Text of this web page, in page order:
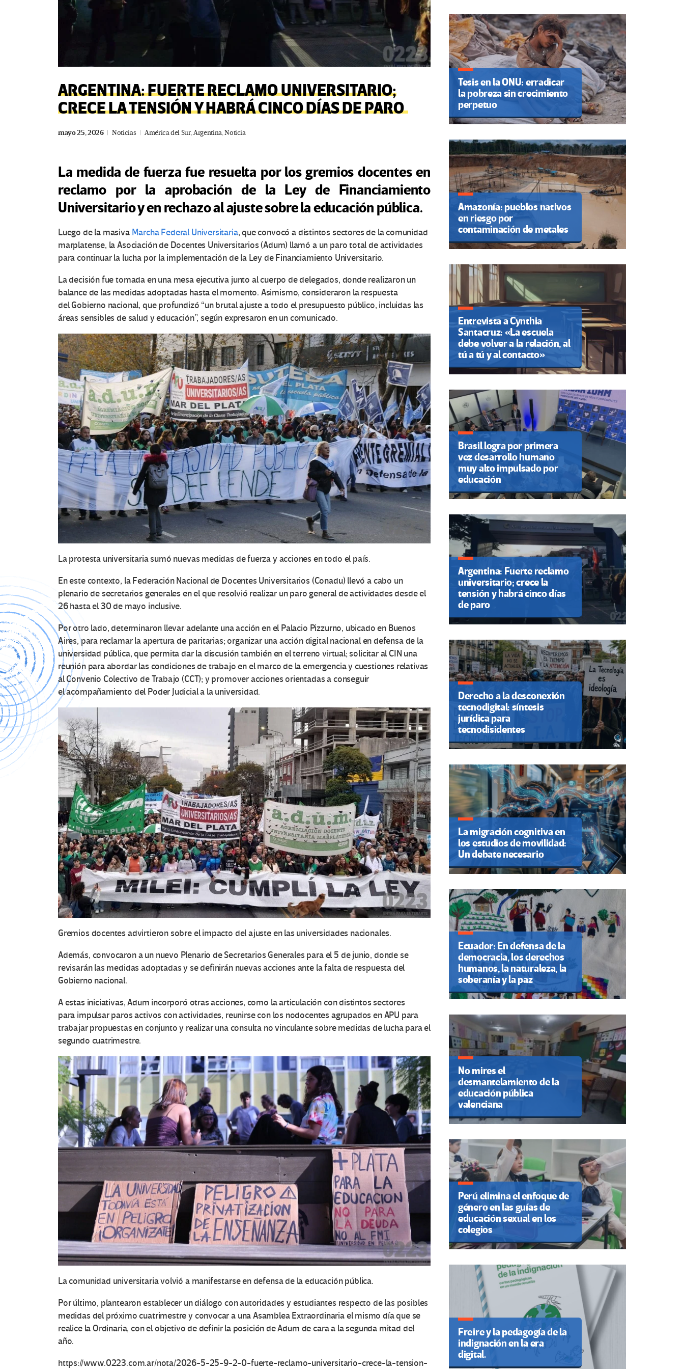
ARGENTINA: FUERTE RECLAMO UNIVERSITARIO;
CRECE LA TENSIÓN Y HABRÁ CINCO DÍAS DE PARO
mayo 25, 2026 Noticias América del Sur,Argentina,Noticia
La medida de fuerza fue resuelta por los gremios docentes en
reclamo por la aprobación de la Ley de Financiamiento
Universitario y en rechazo al ajuste sobre la educación pública.
Luego de la masiva Marcha Federal Universitaria, que convocó a distintos sectores de la comunidad
marplatense, laAsociación de Docentes Universitarios (Adum) llamó a un paro total de actividades
para continuar la lucha por la implementación de la Ley de Financiamiento Universitario.
La decisión fue tomada en una mesa ejecutiva junto al cuerpo de delegados, donde realizaron un
balance de las medidas adoptadas hasta el momento. Asimismo, consideraron la respuesta
delGobierno nacional, que profundizó “un brutal ajuste a todo el presupuesto público, incluidas las
áreas sensibles de salud y educación”, según expresaron en un comunicado.
La protesta universitaria sumó nuevas medidas de fuerza y acciones en todo el país.
En este contexto, la Federación Nacional de Docentes Universitarios (Conadu) llevó a cabo un
plenario de secretarios generales en el que resolvió realizar unparo general de actividades desde el
26 hasta el 30 de mayo inclusive.
Por otro lado, determinaron llevar adelante una acción en el Palacio Pizzurno, ubicado en Buenos
Aires, para reclamar la apertura de paritarias; organizar una acción digital nacional en defensa de la
universidad pública, que permita dar la discusión también en el terreno virtual; solicitar al CIN una
reunión para abordar las condiciones de trabajo en el marco de la emergencia y cuestiones relativas
alConvenio Colectivo de Trabajo (CCT); y promover acciones orientadas a conseguir
elacompañamiento del Poder Judicial a la universidad.
Gremios docentes advirtieron sobre el impacto del ajuste en las universidades nacionales.
Además, convocaron a un nuevo Plenario de Secretarios Generales para el 5 de junio, donde se
revisarán las medidas adoptadas y se definirán nuevas acciones ante la falta de respuesta del
Gobierno nacional.
A estas iniciativas, Adum incorporó otras acciones, como la articulación con distintos sectores
para impulsar paros activos con actividades, reunirse con los nodocentes agrupados en APU para
trabajar propuestas en conjunto y realizar una consulta no vinculante sobre medidas de lucha para el
segundo cuatrimestre.
La comunidad universitaria volvió a manifestarse en defensa de la educación pública.
Por último, plantearonestablecer un diálogo con autoridades y estudiantes respecto de las posibles
medidas del próximo cuatrimestre y convocar a una Asamblea Extraordinaria el mismo día que se
realice la Ordinaria, con el objetivo de definir la posición de Adum de cara a la segunda mitad del
año.
https://www.0223.com.ar/nota/2026-5-25-9-2-0-fuerte-reclamo-universitario-crece-la-tension-
Tesis en la ONU: erradicar
la pobreza sin crecimiento
perpetuo
Amazonía: pueblos nativos
en riesgo por
contaminación de metales
Entrevista a Cynthia
Santacruz: «La escuela
debe volver a la relación, al
tú a tú y al contacto»
Brasil logra por primera
vez desarrollo humano
muy alto impulsado por
educación
Argentina: Fuerte reclamo
universitario; crece la
tensión y habrá cinco días
de paro
Derecho a la desconexión
tecnodigital: síntesis
jurídica para
tecnodisidentes
La migración cognitiva en
los estudios de movilidad:
Un debate necesario
Ecuador: En defensa de la
democracia, los derechos
humanos, la naturaleza, la
soberanía y la paz
No mires el
desmantelamiento de la
educación pública
valenciana
Perú elimina el enfoque de
género en las guías de
educación sexual en los
colegios
Freire y la pedagogía de la
indignación en la era
digital.